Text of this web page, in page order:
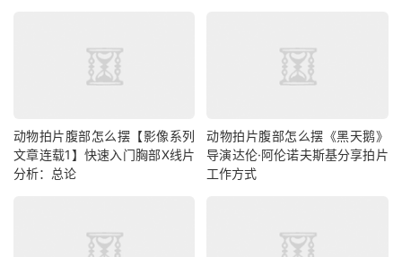
动物拍片腹部怎么摆【影像系列
文章连载1】快速入门胸部X线片
分析：总论
动物拍片腹部怎么摆《黑天鹅》
导演达伦·阿伦诺夫斯基分享拍片
工作方式